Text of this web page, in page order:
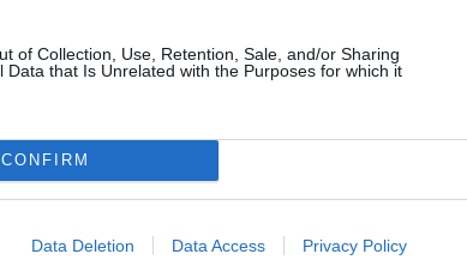
of Collection, Use, Retention, Sale, and/or Sharing
Data that Is Unrelated with the Purposes for which it
CONFIRM
Data Deletion Data Access Privacy Policy
να συνδεόμαστε με τη μεγάλη εικόνα.
οι φοιτητές, τα παιδιά που βρίσκονται
επομένως χαίρομαι πραγματικά που